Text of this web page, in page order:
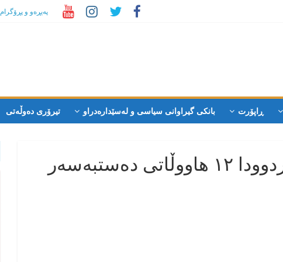
پەیڕەو و پڕۆگرام
ڕاپۆرت بانکی گیراوانی سیاسی و لەسێدارەدراو تیرۆری دەوڵەتی
ئابدانان؛ لە دوو ڕۆژی ڕابردوودا ۱۲ هاووڵاتی دەستبەسەر